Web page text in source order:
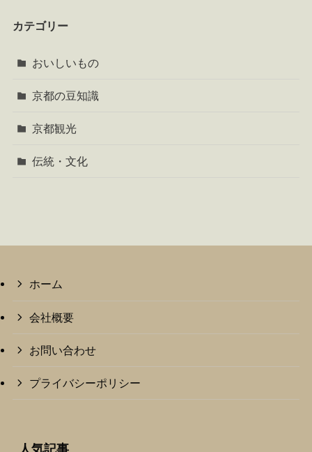
カテゴリー
おいしいもの
京都の豆知識
京都観光
伝統・文化
ホーム
会社概要
お問い合わせ
プライバシーポリシー